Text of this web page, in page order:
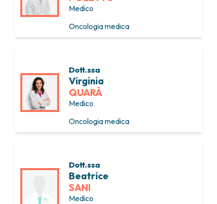
Medico
Oncologia medica
Dott.ssa
Virginia
QUARÀ
Medico
Oncologia medica
Dott.ssa
Beatrice
SANI
Medico